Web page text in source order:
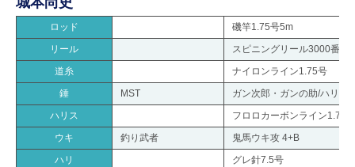
ロッド
磯竿1.75号5m
リール
スピニングリール3000番
道糸
ナイロンライン1.75号
錘
MST
ガン次郎・ガンの助/ハリコ
ハリス
フロロカーボンライン1.75号
ウキ
釣り武者
鬼馬ウキ攻 4+B
ハリ
グレ針7.5号